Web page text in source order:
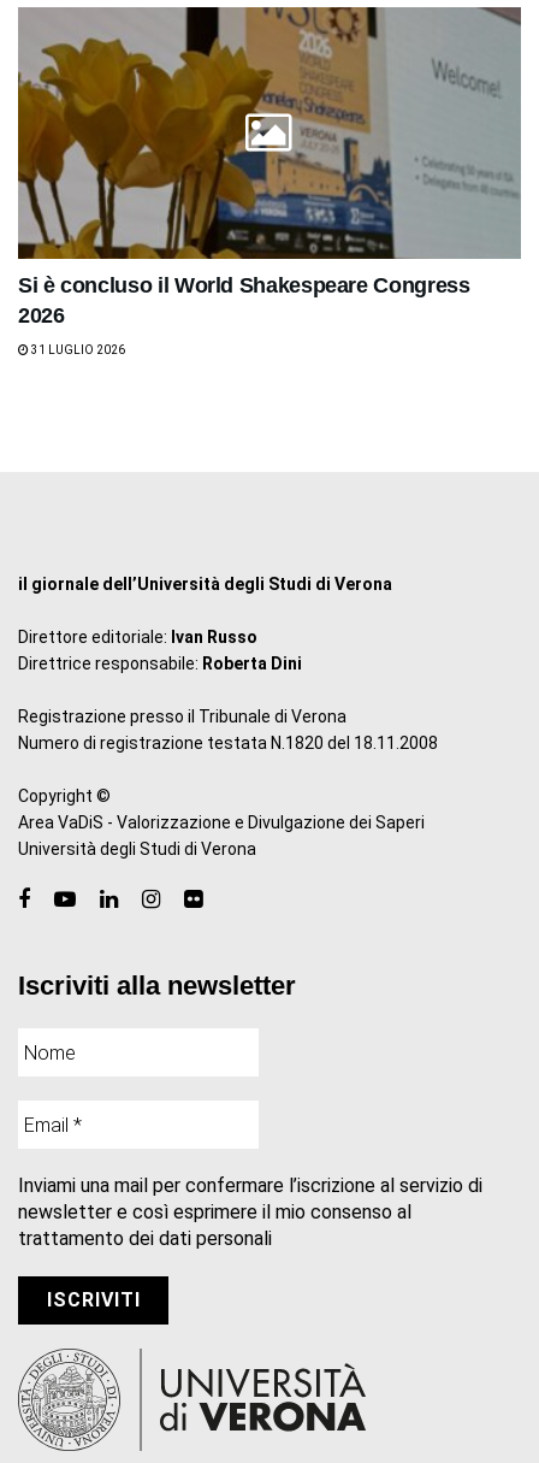
Si è concluso il World Shakespeare Congress
2026
31 LUGLIO 2026
il giornale dell’Università degli Studi di Verona
Direttore editoriale: Ivan Russo
Direttrice responsabile: Roberta Dini
Registrazione presso il Tribunale di Verona
Numero di registrazione testata N.1820 del 18.11.2008
Copyright ©
Area VaDiS - Valorizzazione e Divulgazione dei Saperi
Università degli Studi di Verona
Iscriviti alla newsletter
Inviami una mail per confermare l’iscrizione al servizio di
newsletter e così esprimere il mio consenso al
trattamento dei dati personali